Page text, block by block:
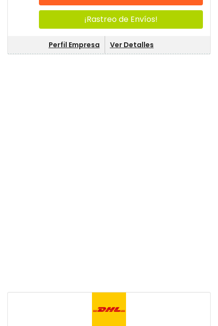
¡Rastreo de Envíos!
Perfil Empresa Ver Detalles